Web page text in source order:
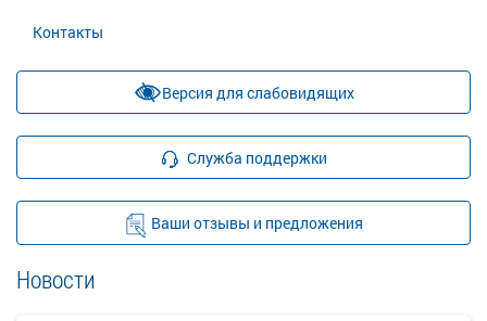
Контакты
Версия для слабовидящих
Служба поддержки
Ваши отзывы и предложения
Новости